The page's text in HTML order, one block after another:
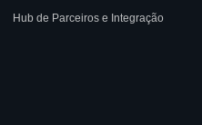
Hub de Parceiros e Integração